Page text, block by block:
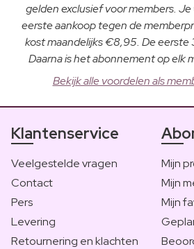
gelden exclusief voor members.
eerste aankoop tegen de
kost maandelijks €8,95. De eerste
Daarna is het abonnement op elk
Bekijk alle voordelen als
Klantenservice
Veelgestelde vragen
Contact
Pers
Levering
Retournering en klachten
Mijn
Mijn
Mijn